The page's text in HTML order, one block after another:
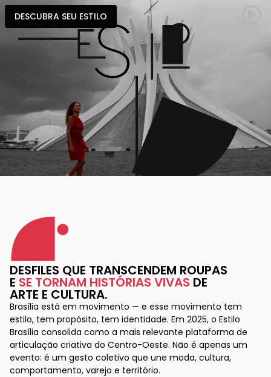
DESCUBRA SEU ESTILO
DESFILES QUE TRANSCENDEM ROUPAS
E SE TORNAM HISTÓRIAS VIVAS DE
ARTE E CULTURA.
Brasília está em movimento — e esse movimento tem
estilo, tem propósito, tem identidade. Em 2025, o Estilo
Brasília consolida como a mais relevante plataforma de
articulação criativa do Centro-Oeste. Não é apenas um
evento: é um gesto coletivo que une moda, cultura,
comportamento, varejo e território.